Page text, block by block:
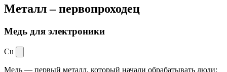
Металл –первопроходец
Медь для электроники
Cu
Медь — первый металл, который начали обрабатывать люди: